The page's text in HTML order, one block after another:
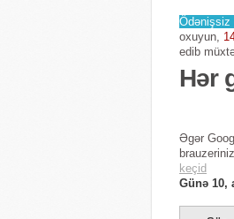
Ödənişsiz
oxuyun,
edib
Hər
Əgər
keçid
Günə 10,